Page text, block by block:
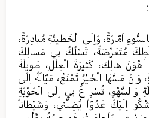
اَمّارَةً، وَاِلَى الْخَطيئَةِ مُبادِرَةً،
مُتَعَرِّضَةً، تَسْلُكُ بي مَسالِكَ
هالِك، كَثيرَةَ الْعِلَلِ، طَويلَةَ
وَاِنْ مَسَّهَا الْخَيْرُ تَمْنَعُ، مَيّالَةً اِلَى
وَالسَّهْوِ، تُسْرِ عُ بي اِلَى الْحَوْبَةِ
اِلَيْكَ عَدُوّاً يُضِلُّني، وَشَيْطاناً